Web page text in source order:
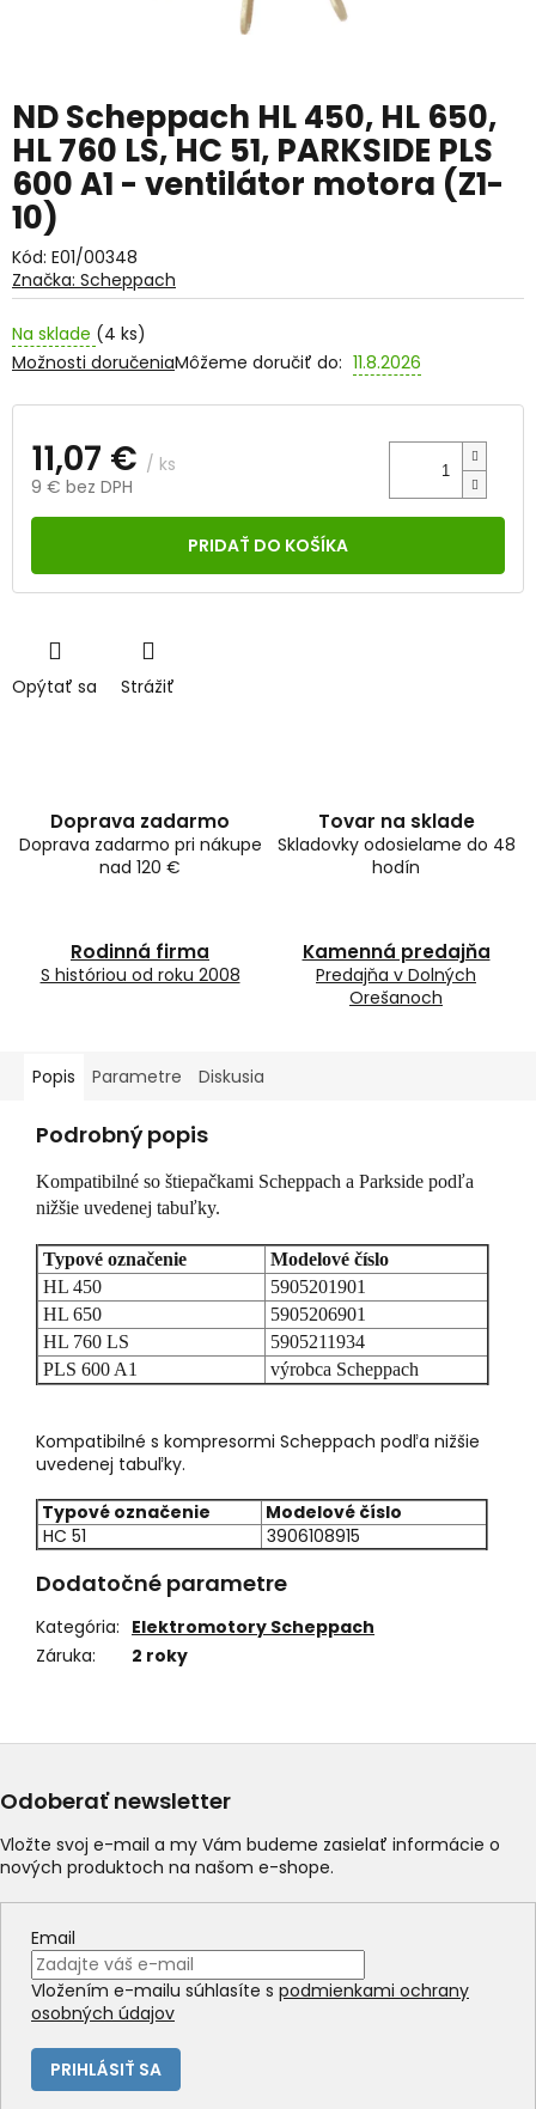
ND Scheppach HL 450, HL 650,
HL 760 LS, HC 51, PARKSIDE PLS
600 A1 - ventilátor motora (Z1-
10)
Kód: E01/00348
Na sklade (4 ks)
Môžeme doručiť do: 11.8.2026
Možnosti doručenia
11,07 € / ks
9 € bez DPH
Jednotková
PRIDAŤ DO KOŠÍKA
Opýtať sa Strážiť
Značka: Scheppach
Doprava zadarmo
Doprava zadarmo pri nákupe
nad 120 €
Tovar na sklade
Skladovky odosielame do 48
hodín
Rodinná firma
S históriou od roku 2008
Kamenná predajňa
Predajňa v Dolných
Orešanoch
Popis Parametre Diskusia
Podrobný popis
Kompatibilné so štiepačkami Scheppach a Parkside podľa
nižšie uvedenej tabuľky.
Typové označenie
Modelové číslo
HL 450
5905201901
HL 650
5905206901
HL 760 LS
5905211934
PLS 600 A1
výrobca Scheppach
Kompatibilné s kompresormi Scheppach podľa nižšie
uvedenej tabuľky.
Typové označenie
Modelové číslo
HC 51
3906108915
Dodatočné parametre
Kategória: Elektromotory Scheppach
Záruka: 2 roky
Odoberať newsletter
Vložte svoj e-mail a my Vám budeme zasielať informácie o
nových produktoch na našom e-shope.
Email
Vložením e-mailu súhlasíte s podmienkami ochrany
osobných údajov
PRIHLÁSIŤ SA